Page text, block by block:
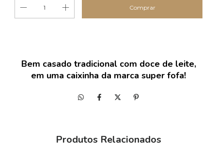
Bem casado tradicional com doce de leite,
em uma caixinha da marca super fofa!
Produtos Relacionados